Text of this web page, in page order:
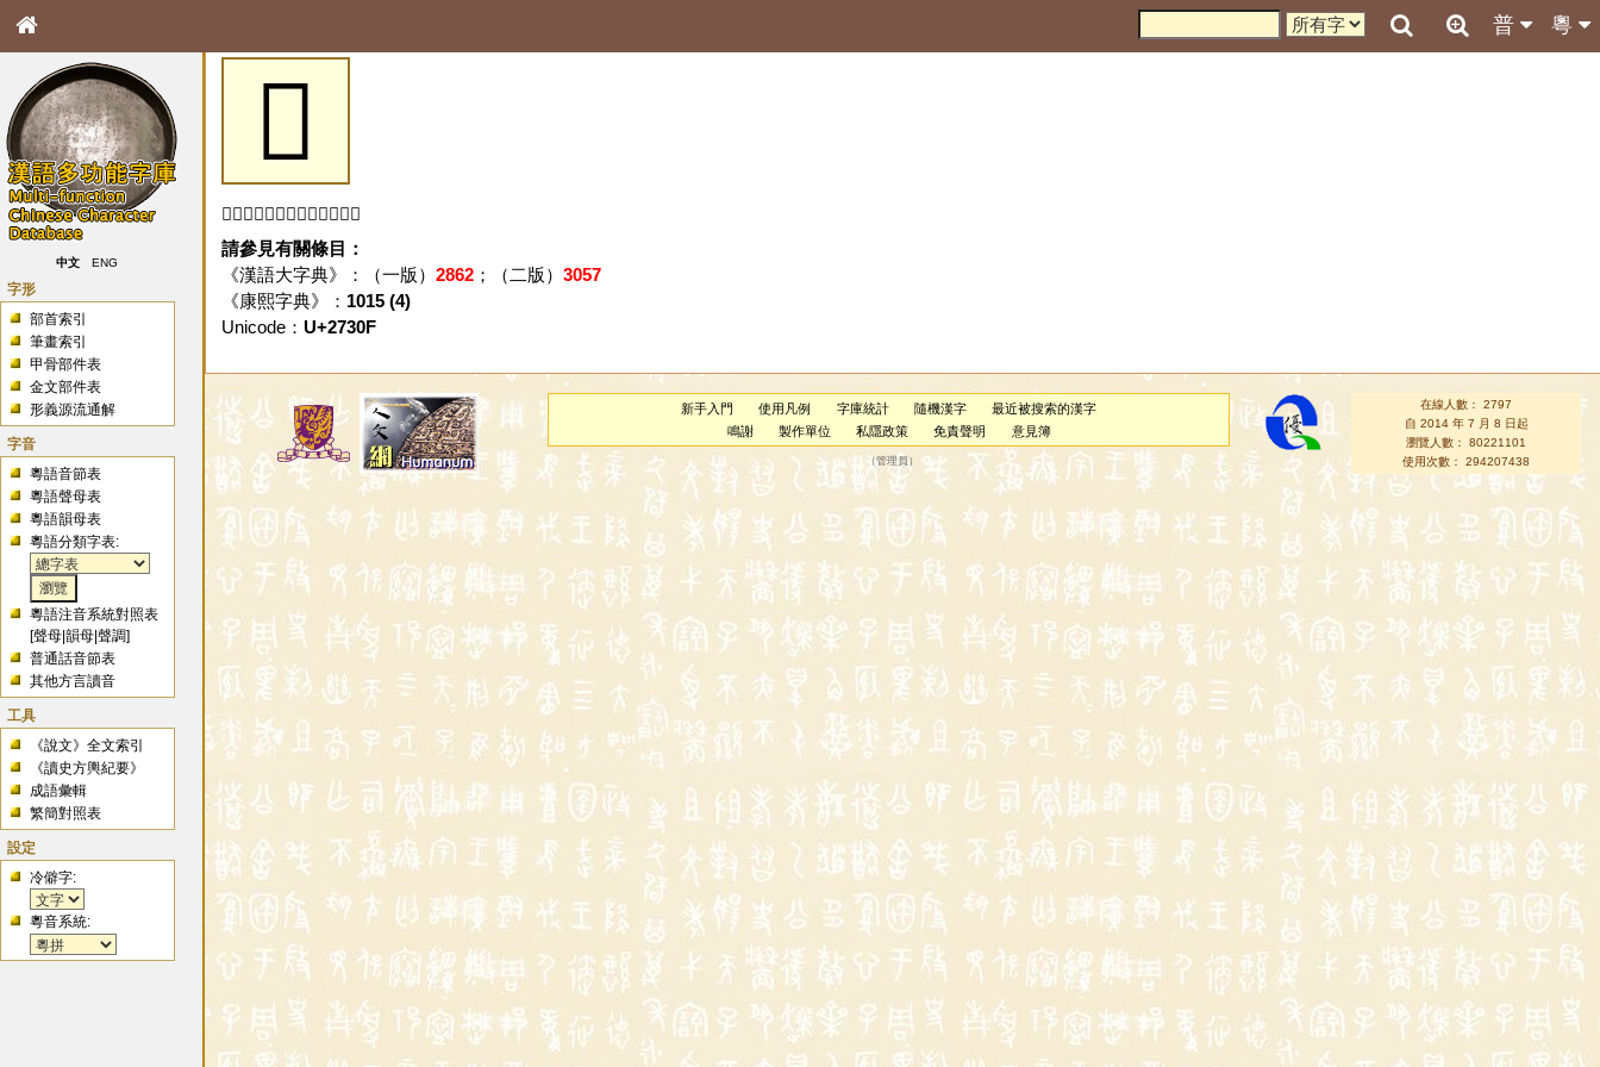
粵
普
中文 ENG
字形
部首索引
筆畫索引
甲骨部件表
金文部件表
形義源流通解
字音
粵語音節表
粵語聲母表
粵語韻母表
粵語分類字表:
粵語注音系統對照表
[聲母 |韻母 |聲調]
普通話音節表
其他方言讀音
工具
《說文》全文索引
《讀史方輿紀要》
成語彙輯
繁簡對照表
設定
冷僻字:
粵音系統:
𧌏
「𧌏」字未收錄於本資料庫。
請參見有關條目：
《漢語大字典》：（一版） 2862；（二版） 3057
《康熙字典》： 1015 (4)
Unicode： U+2730F
新手入門 使用凡例 字庫統計 隨機漢字
最近被搜索的漢字
鳴謝
製作單位 私隱政策 免責聲明 意見簿
（管理員 ）
在線人數： 2797
自 2014 年 7 月 8 日起
瀏覽人數： 80221101
使用次數： 294207438